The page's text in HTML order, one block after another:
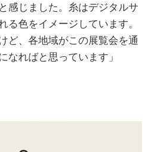
感じました。糸はデジタルサ
る色をイメージしています。
ど、各地域がこの展覧会を通
なればと思っています」